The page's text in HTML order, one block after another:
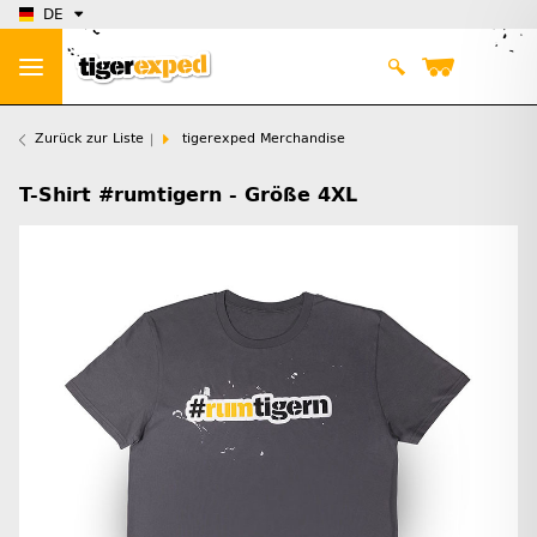
DE
Zurück zur Liste tigerexped Merchandise
T-Shirt #rumtigern - Größe 4XL